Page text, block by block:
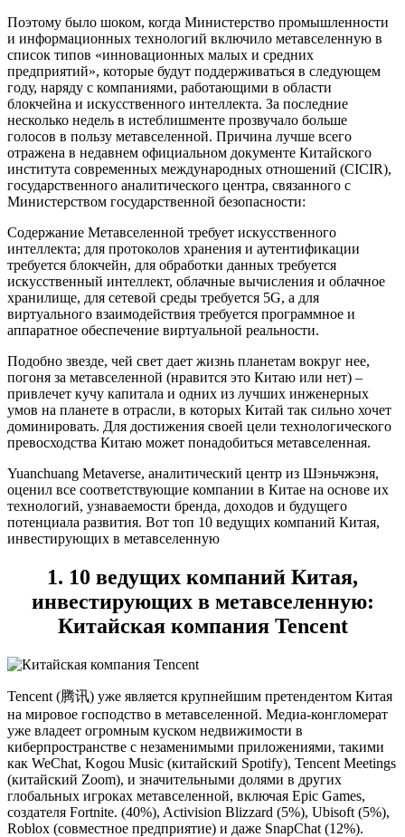
Поэтому было шоком, когда Министерство промышленности
и информационных технологий включило метавселенную в
список типов «инновационных малых и средних
предприятий», которые будут поддерживаться в следующем
году, наряду с компаниями, работающими в области
блокчейна и искусственного интеллекта. За последние
несколько недель в истеблишменте прозвучало больше
голосов в пользу метавселенной. Причина лучше всего
отражена в недавнем официальном документе Китайского
института современных международных отношений (CICIR),
государственного аналитического центра, связанного с
Министерством государственной безопасности:
Содержание Метавселенной требует искусственного
интеллекта; для протоколов хранения и аутентификации
требуется блокчейн, для обработки данных требуется
искусственный интеллект, облачные вычисления и облачное
хранилище, для сетевой среды требуется 5G, а для
виртуального взаимодействия требуется программное и
аппаратное обеспечение виртуальной реальности.
Подобно звезде, чей свет дает жизнь планетам вокруг нее,
погоня за метавселенной (нравится это Китаю или нет) –
привлечет кучу капитала и одних из лучших инженерных
умов на планете в отрасли, в которых Китай так сильно хочет
доминировать. Для достижения своей цели технологического
превосходства Китаю может понадобиться метавселенная.
Yuanchuang Metaverse, аналитический центр из Шэньчжэня,
оценил все соответствующие компании в Китае на основе их
технологий, узнаваемости бренда, доходов и будущего
потенциала развития. Вот топ 10 ведущих компаний Китая,
инвестирующих в метавселенную
1. 10 ведущих компаний Китая,
инвестирующих в метавселенную:
Китайская компания Tencent
Tencent (腾讯) уже является крупнейшим претендентом Китая
на мировое господство в метавселенной. Медиа-конгломерат
уже владеет огромным куском недвижимости в
киберпространстве с незаменимыми приложениями, такими
как WeChat, Kogou Music (китайский Spotify), Tencent Meetings
(китайский Zoom), и значительными долями в других
глобальных игроках метавселенной, включая Epic Games,
создателя Fortnite. (40%), Activision Blizzard (5%), Ubisoft (5%),
Roblox (совместное предприятие) и даже SnapChat (12%).